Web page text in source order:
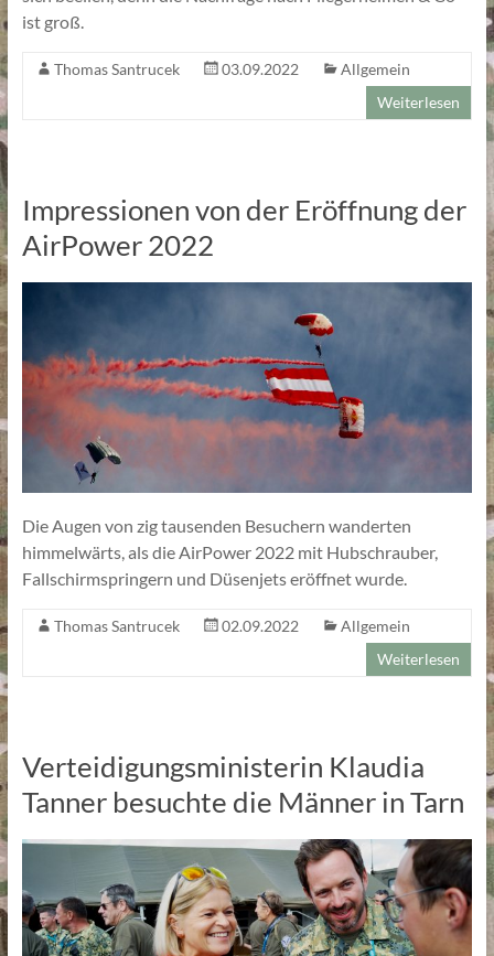
ist groß.
Thomas Santrucek 03.09.2022
Allgemein
Weiterlesen
Impressionen von der Eröffnung der
AirPower 2022
Die Augen von zig tausenden Besuchern wanderten
himmelwärts, als die AirPower 2022 mit Hubschrauber,
Fallschirmspringern und Düsenjets eröffnet wurde.
Thomas Santrucek 02.09.2022
Allgemein
Weiterlesen
Verteidigungsministerin Klaudia
Tanner besuchte die Männer in Tarn